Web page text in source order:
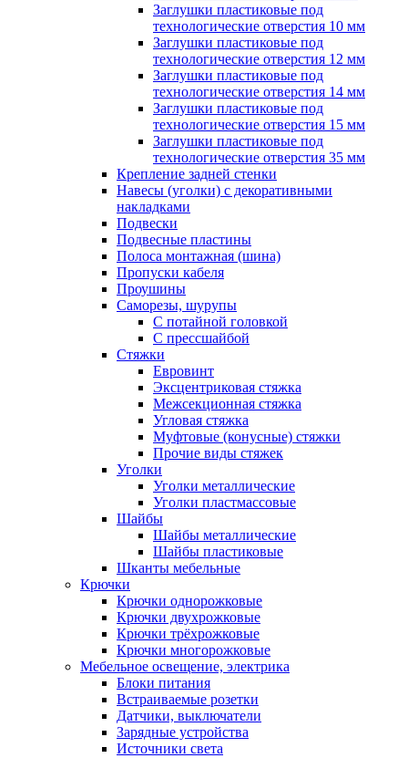
Заглушки пластиковые под
технологические отверстия 10 мм
Заглушки пластиковые под
технологические отверстия 12 мм
Заглушки пластиковые под
технологические отверстия 14 мм
Заглушки пластиковые под
технологические отверстия 15 мм
Заглушки пластиковые под
технологические отверстия 35 мм
Крепление задней стенки
Навесы (уголки) с декоративными
накладками
Подвески
Подвесные пластины
Полоса монтажная (шина)
Пропуски кабеля
Проушины
Саморезы, шурупы
С потайной головкой
С прессшайбой
Стяжки
Евровинт
Эксцентриковая стяжка
Межсекционная стяжка
Угловая стяжка
Муфтовые (конусные) стяжки
Прочие виды стяжек
Уголки
Уголки металлические
Уголки пластмассовые
Шайбы
Шайбы металлические
Шайбы пластиковые
Шканты мебельные
Крючки
Крючки однорожковые
Крючки двухрожковые
Крючки трёхрожковые
Крючки многорожковые
Мебельное освещение, электрика
Блоки питания
Встраиваемые розетки
Датчики, выключатели
Зарядные устройства
Источники света